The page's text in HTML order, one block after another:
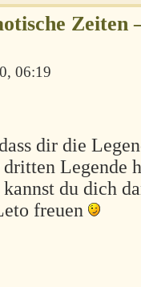
Zeiten
06:19
dir die
Legende
du dich
freuen